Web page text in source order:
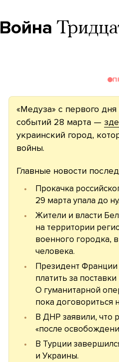
Война
«Медуза» с первого
событий 28 марта —
украинский город,
войны.
Главные новости
Прокачка
29 марта упала до
Жители и власти
на территории
военного городка,
человека.
Президент Франции
платить за
О гуманитарной
пока договориться
В ДНР заявили, что
«после
В Турции
и Украины.